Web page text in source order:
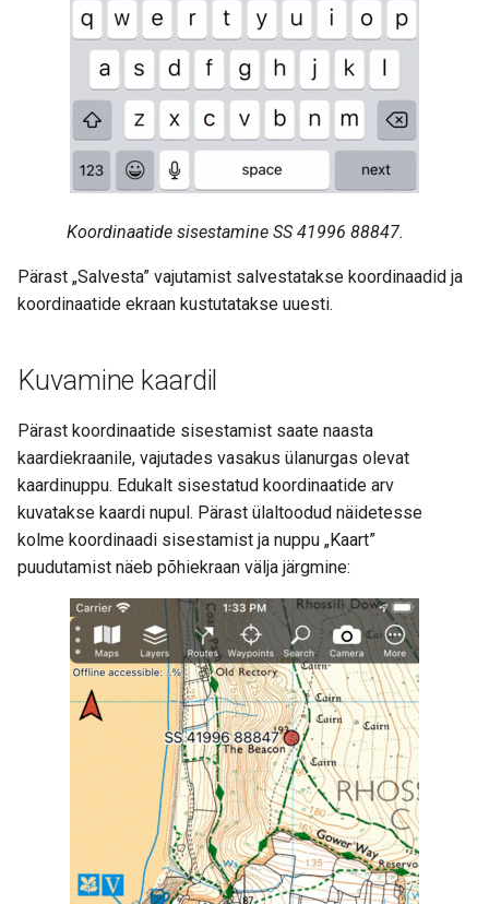
Koordinaatide sisestamine SS 41996 88847.
Pärast „Salvesta” vajutamist salvestatakse koordinaadid ja
koordinaatide ekraan kustutatakse uuesti.
Kuvamine kaardil
Pärast koordinaatide sisestamist saate naasta
kaardiekraanile, vajutades vasakus ülanurgas olevat
kaardinuppu. Edukalt sisestatud koordinaatide arv
kuvatakse kaardi nupul. Pärast ülaltoodud näidetesse
kolme koordinaadi sisestamist ja nuppu „Kaart”
puudutamist näeb põhiekraan välja järgmine: